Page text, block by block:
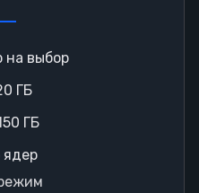
на выбор
ГБ
ГБ
ядер